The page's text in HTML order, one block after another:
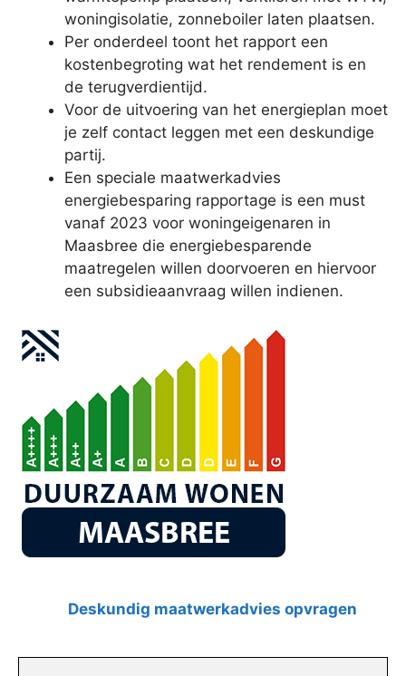
woningisolatie, zonneboiler laten plaatsen.
Per onderdeel toont het rapport een
kostenbegroting wat het rendement is en
de terugverdientijd.
Voor de uitvoering van het energieplan moet
je zelf contact leggen met een deskundige
partij.
Een speciale maatwerkadvies
energiebesparing rapportage is een must
vanaf 2023 voor woningeigenaren in
Maasbree die energiebesparende
maatregelen willen doorvoeren en hiervoor
een subsidieaanvraag willen indienen.
Deskundig maatwerkadvies opvragen